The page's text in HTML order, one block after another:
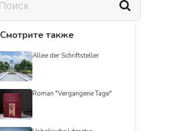
Смотрите также
Allee der Schriftsteller
Roman "Vergangene Tage"